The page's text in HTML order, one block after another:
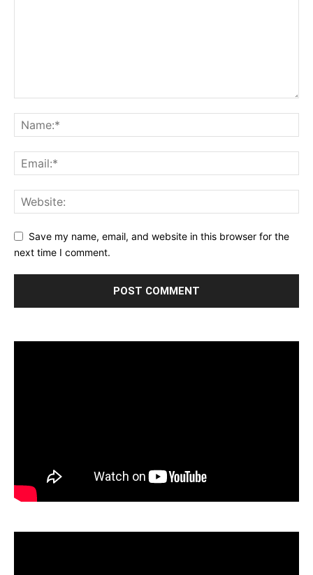
Save my name, email, and website in this browser for the
next time I comment.